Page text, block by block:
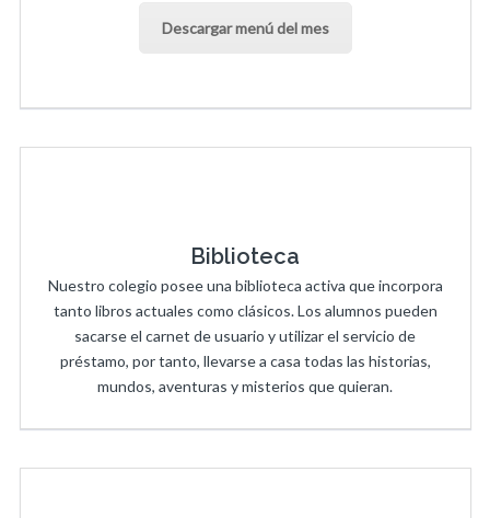
Descargar menú del mes
Biblioteca
Nuestro colegio posee una biblioteca activa que incorpora
tanto libros actuales como clásicos. Los alumnos pueden
sacarse el carnet de usuario y utilizar el servicio de
préstamo, por tanto, llevarse a casa todas las historias,
mundos, aventuras y misterios que quieran.